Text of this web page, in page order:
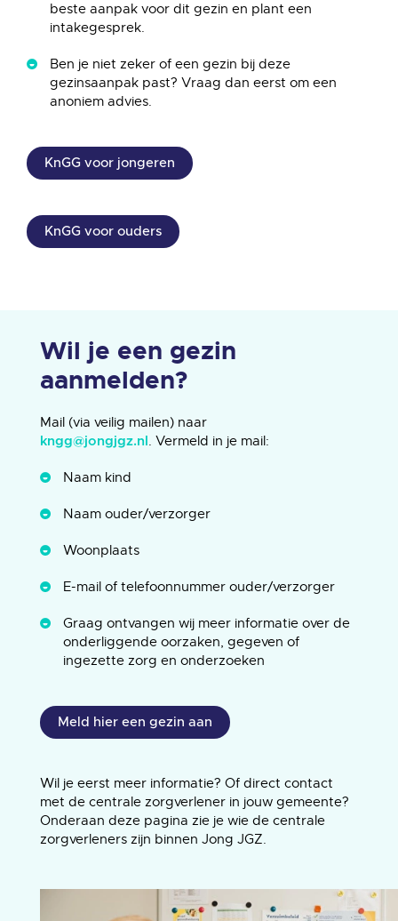
beste aanpak voor dit gezin en plant een
intakegesprek.
Ben je niet zeker of een gezin bij deze
gezinsaanpak past? Vraag dan eerst om een
anoniem advies.
KnGG voor jongeren
KnGG voor ouders
Wil je een gezin
aanmelden?
Mail (via veilig mailen) naar
kngg@jongjgz.nl . Vermeld in je mail:
Naam kind
Naam ouder/verzorger
Woonplaats
E-mail of telefoonnummer ouder/verzorger
Graag ontvangen wij meer informatie over de
onderliggende oorzaken, gegeven of
ingezette zorg en onderzoeken
Meld hier een gezin aan
Wil je eerst meer informatie? Of direct contact
met de centrale zorgverlener in jouw gemeente?
Onderaan deze pagina zie je wie de centrale
zorgverleners zijn binnen Jong JGZ.